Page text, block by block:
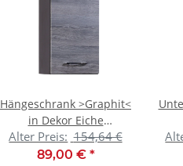
Hängeschrank >Graphit<
in Dekor Eiche
rauchsilber aus MDF -
40x64x20cm (BxHxT)
Alter Preis: 154,64 €
89,00 € *